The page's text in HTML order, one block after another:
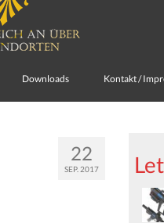
Downloads Kontakt /
22
SEP. 2017